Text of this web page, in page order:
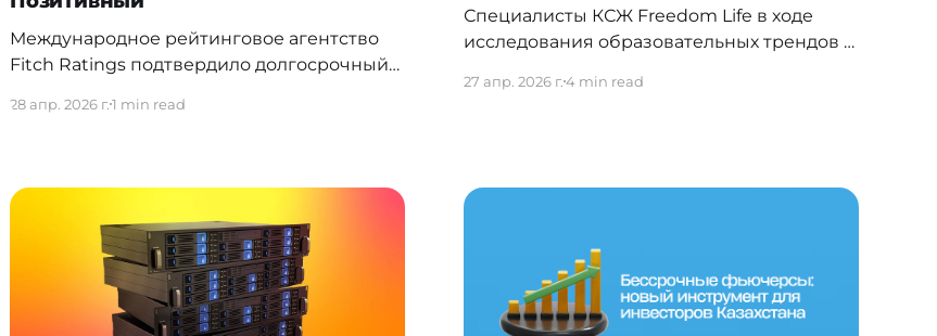
Международное рейтинговое агентство
Fitch Ratings подтвердило долгосрочный
Finance на уровне «B-» и повысило
международному рейтингу изменён со
«Стабильного» на «Позитивный».
Изменение прогноза на Позитивный
отражает улучшение бизнес-профиля
компании и структурное снижение
валютного риска: по
28 апр. 2026 г.1 min read
Специалисты КСЖ Freedom Life в ходе
исследования образовательных трендов и
семей выяснили, сколько времени на
наличие оффера не всегда означает
тысячи казахстанских абитуриентов
получают письма из зарубежных
университетов. Для
27 апр. 2026 г.4 min read